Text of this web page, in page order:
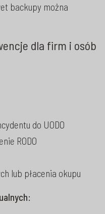
backupy można
dla firm i osób
do UODO
RODO
lub płacenia okupu